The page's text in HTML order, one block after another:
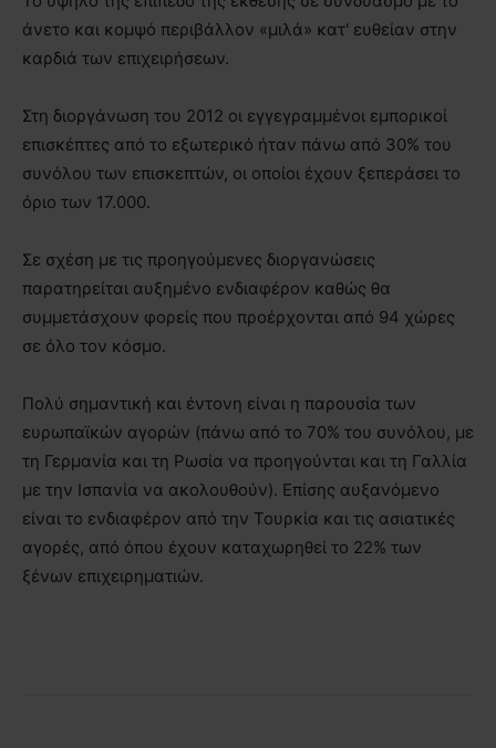
άνετο και κομψό περιβάλλον «μιλά» κατ' ευθείαν στην
καρδιά των επιχειρήσεων.
Στη διοργάνωση του 2012 οι εγγεγραμμένοι εμπορικοί
επισκέπτες από το εξωτερικό ήταν πάνω από 30% του
συνόλου των επισκεπτών, οι οποίοι έχουν ξεπεράσει το
όριο των 17.000.
Σε σχέση με τις προηγούμενες διοργανώσεις
παρατηρείται αυξημένο ενδιαφέρον καθώς θα
συμμετάσχουν φορείς που προέρχονται από 94 χώρες
σε όλο τον κόσμο.
Πολύ σημαντική και έντονη είναι η παρουσία των
ευρωπαϊκών αγορών (πάνω από το 70% του συνόλου, με
τη Γερμανία και τη Ρωσία να προηγούνται και τη Γαλλία
με την Ισπανία να ακολουθούν). Επίσης αυξανόμενο
είναι το ενδιαφέρον από την Τουρκία και τις ασιατικές
αγορές, από όπου έχουν καταχωρηθεί το 22% των
ξένων επιχειρηματιών.